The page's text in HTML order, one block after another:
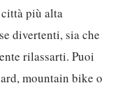
più alta
divertenti, sia che
rilassarti. Puoi
mountain bike o